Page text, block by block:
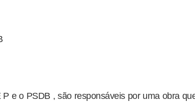
P e o PSDB , são responsáveis por uma obra